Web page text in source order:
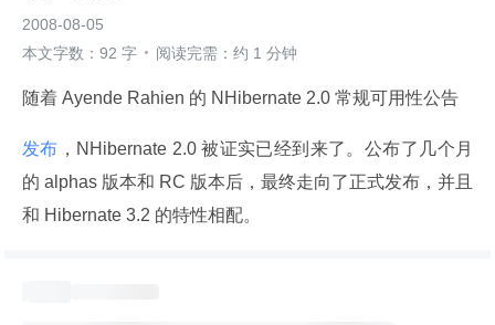
2008-08-05
本文字数：92 字
阅读完需：约 1 分钟
随着 Ayende Rahien 的 NHibernate 2.0 常规可用性公告
发布 ，NHibernate 2.0 被证实已经到来了。公布了几个月
的 alphas 版本和 RC 版本后，最终走向了正式发布，并且
和 Hibernate 3.2 的特性相配。